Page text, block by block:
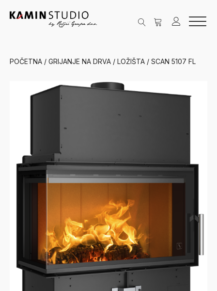
POČETNA / GRIJANJE NA DRVA / LOŽIŠTA / SCAN 5107 FL